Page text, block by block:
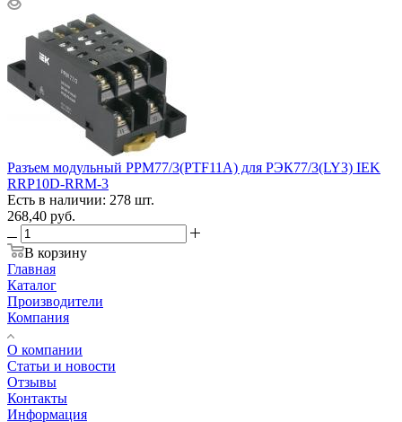
Разъем модульный РРМ77/3(PTF11A) для РЭК77/3(LY3) IEK
RRP10D-RRM-3
Есть в наличии: 278 шт.
268,40 руб.
В корзину
Главная
Каталог
Производители
Компания
О компании
Статьи и новости
Отзывы
Контакты
Информация